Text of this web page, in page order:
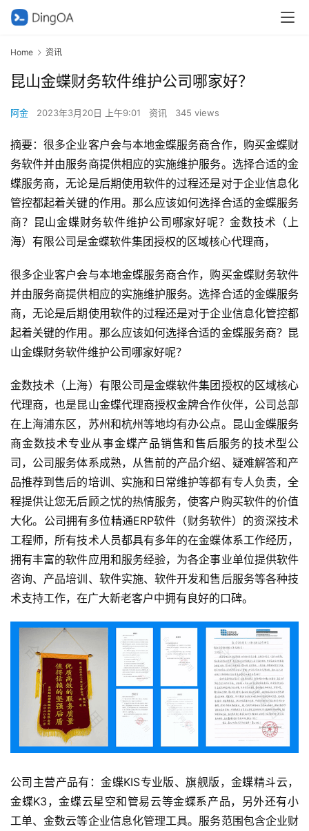
Home 资讯
昆山金蝶财务软件维护公司哪家好？
阿金 2023年3月20日 上午9:01 资讯 345 views
摘要：很多企业客户会与本地金蝶服务商合作，购买金蝶财
务软件并由服务商提供相应的实施维护服务。选择合适的金
蝶服务商，无论是后期使用软件的过程还是对于企业信息化
管控都起着关键的作用。那么应该如何选择合适的金蝶服务
商？昆山金蝶财务软件维护公司哪家好呢？金数技术（上
海）有限公司是金蝶软件集团授权的区域核心代理商，
很多企业客户会与本地金蝶服务商合作，购买金蝶财务软件
并由服务商提供相应的实施维护服务。选择合适的金蝶服务
商，无论是后期使用软件的过程还是对于企业信息化管控都
起着关键的作用。那么应该如何选择合适的金蝶服务商？昆
山金蝶财务软件维护公司哪家好呢？
金数技术（上海）有限公司是金蝶软件集团授权的区域核心
代理商，也是昆山金蝶代理商授权金牌合作伙伴，公司总部
在上海浦东区，苏州和杭州等地均有办公点。昆山金蝶服务
商金数技术专业从事金蝶产品销售和售后服务的技术型公
司，公司服务体系成熟，从售前的产品介绍、疑难解答和产
品推荐到售后的培训、实施和日常维护等都有专人负责，全
程提供让您无后顾之忧的热情服务，使客户购买软件的价值
大化。公司拥有多位精通ERP软件（财务软件）的资深技术
工程师，所有技术人员都具有多年的在金蝶体系工作经历，
拥有丰富的软件应用和服务经验，为各企事业单位提供软件
咨询、产品培训、软件实施、软件开发和售后服务等各种技
术支持工作，在广大新老客户中拥有良好的口碑。
公司主营产品有：金蝶KIS专业版、旗舰版，金蝶精斗云，
金蝶K3，金蝶云星空和管易云等金蝶系产品，另外还有小
工单、金数云等企业信息化管理工具。服务范围包含企业财